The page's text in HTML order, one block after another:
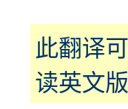
此翻译
读英文版